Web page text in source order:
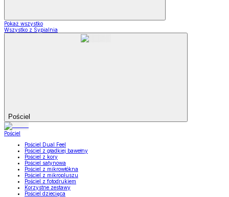
Pokaż wszystko
Wszystko z Sypialnia
Pościel
Pościel
Pościel Dual Feel
Pościel z gładkiej bawełny
Pościel z kory
Pościel satynowa
Pościel z mikrowłókna
Pościel z mikropluszu
Pościel z fotodrukiem
Korzystne zestawy
Pościel dziecięca